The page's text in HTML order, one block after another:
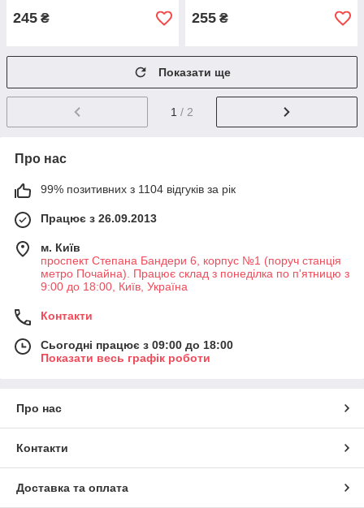
245 ₴ 255 ₴
Показати ще
1 / 2
Про нас
99% позитивних з 1104 відгуків за рік
Працює з 26.09.2013
м. Київ
проспект Степана Бандери 6, корпус №1 (поруч станція
метро Почайна). Працює склад з понеділка по п'ятницю з
9:00 до 18:00, Київ, Україна
Контакти
Сьогодні працює з 09:00 до 18:00
Показати весь графік роботи
Про нас
Контакти
Доставка та оплата